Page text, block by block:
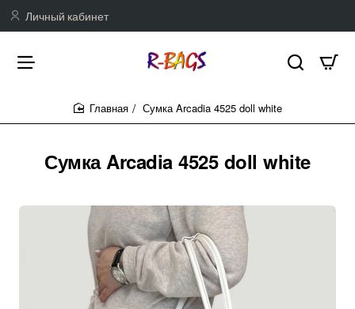
Личный кабинет
Сумка Arcadia 4525 doll white
Сумка Arcadia 4525 doll white